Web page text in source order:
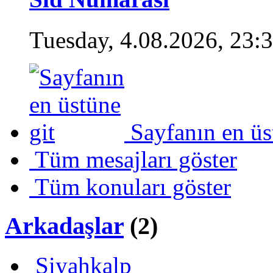
Tuesday, 4.08.2026,
Sayfanın en
Tüm mesajları göster
Tüm konuları göster
Arkadaşlar (2)
Siyahkalp